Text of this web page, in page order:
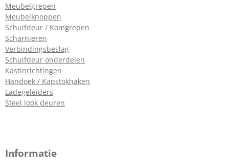
Meubelgrepen
Meubelknoppen
Schuifdeur / Komgrepen
Scharnieren
Verbindingsbeslag
Schuifdeur onderdelen
Kastinrichtingen
Handoek / Kapstokhaken
Ladegeleiders
Steel look deuren
Informatie